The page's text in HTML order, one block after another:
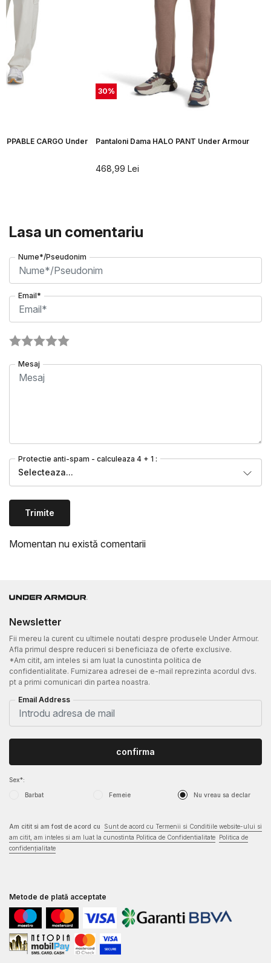
30%
Pantaloni Dama HALO PANT Under Armour
468,99 Lei
Lasa un comentariu
Nume*/Pseudonim
Email*
Mesaj
Protectie anti-spam - calculeaza 4 + 1 :
Selecteaza...
Trimite
Momentan nu există comentarii
Newsletter
Fii mereu la curent cu ultimele noutati despre produsele Under Armour.
Afla primul despre reduceri si beneficiaza de oferte exclusive.
*Am citit, am inteles si am luat la cunostinta politica de
confidentialitate. Furnizarea adresei de e-mail reprezinta acordul dvs.
pt a primi comunicari din partea noastra.
Email Address
Sex*:
Barbat Femeie Nu vreau sa declar
confirma
Am citit si am fost de acord cu
Sunt de acord cu Termenii si Conditiile website-ului si
am citit, am inteles si am luat la cunostinta Politica de Confidentialitate Politica de
confidențialitate
Metode de plată acceptate